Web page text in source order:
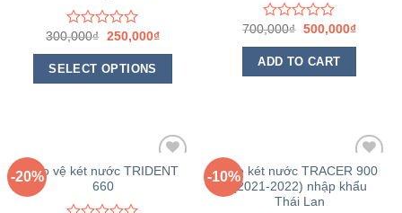
Rated
0
out
of
300,000₫ 250,000₫
SELECT OPTIONS
Rated
0
out
of
700,000₫ 500,000₫
ADD TO CART
-20%Bảo vệ két nước TRIDENT
660
-10%
Yêu
Che két nước TRACER 900
(2021-2022) nhập khẩu
Thái Lan